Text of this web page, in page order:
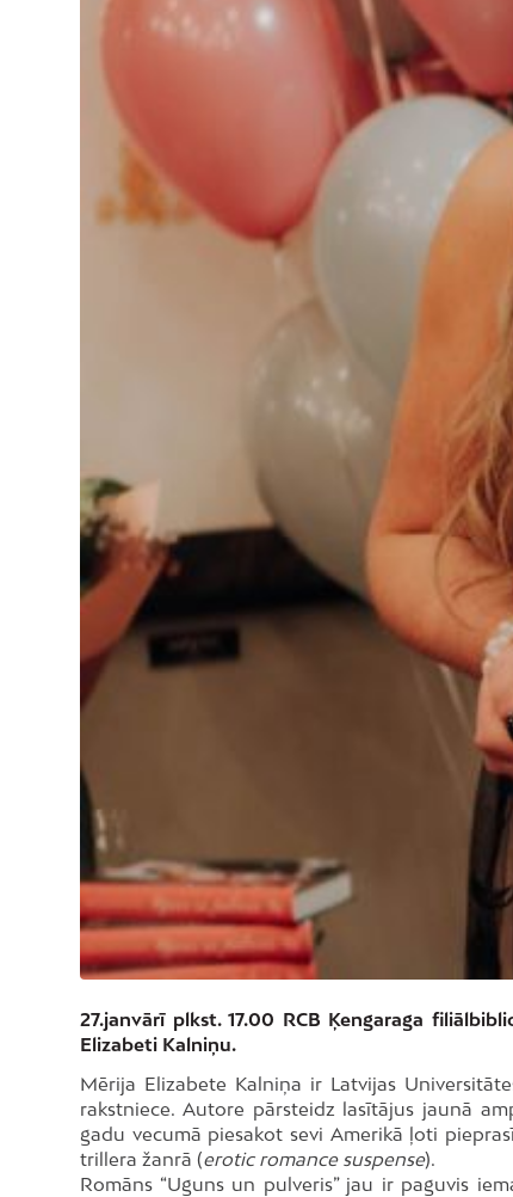
27.janvārī plkst. 17.00 RCB Ķengaraga
Elizabeti Kalniņu.
Mērija Elizabete Kalniņa ir Latvijas
rakstniece. Autore pārsteidz lasītājus jaunā
gadu vecumā piesakot sevi Amerikā ļoti
trillera žanrā (erotic romance suspense).
Romāns “Uguns un pulveris” jau ir paguvis